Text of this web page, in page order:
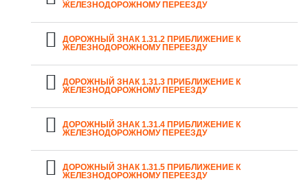
ЖЕЛЕЗНОДОРОЖНОМУ ПЕРЕЕЗДУ
ДОРОЖНЫЙ ЗНАК 1.31.2 ПРИБЛИЖЕНИЕ К
ЖЕЛЕЗНОДОРОЖНОМУ ПЕРЕЕЗДУ
ДОРОЖНЫЙ ЗНАК 1.31.3 ПРИБЛИЖЕНИЕ К
ЖЕЛЕЗНОДОРОЖНОМУ ПЕРЕЕЗДУ
ДОРОЖНЫЙ ЗНАК 1.31.4 ПРИБЛИЖЕНИЕ К
ЖЕЛЕЗНОДОРОЖНОМУ ПЕРЕЕЗДУ
ДОРОЖНЫЙ ЗНАК 1.31.5 ПРИБЛИЖЕНИЕ К
ЖЕЛЕЗНОДОРОЖНОМУ ПЕРЕЕЗДУ